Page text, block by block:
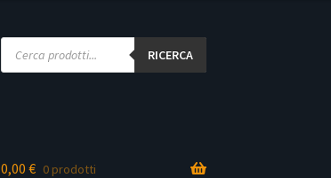
Products
search RICERCA
0,00 € 0 prodotti